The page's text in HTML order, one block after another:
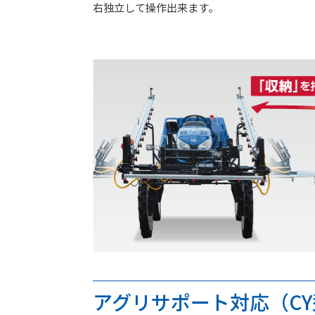
右独立して操作出来ます。
アグリサポート対応（